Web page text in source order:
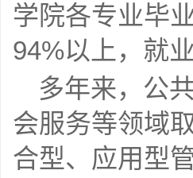
学院各专业毕
94%以上，就
多年来，公
会服务等领域
合型、应用型